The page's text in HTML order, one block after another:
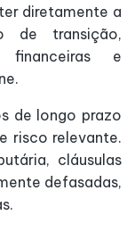
diretamente a
de transição,
financeiras e
de longo prazo
risco relevante.
cláusulas
defasadas,